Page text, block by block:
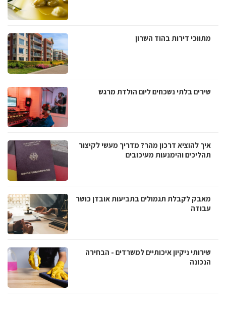
מתווכי דירות בהוד השרון
שירים בלתי נשכחים ליום הולדת מרגש
איך להוציא דרכון מהר? מדריך מעשי לקיצור
תהליכים והימנעות מעיכובים
מאבק לקבלת תגמולים בתביעות אובדן כושר
עבודה
שירותי ניקיון איכותיים למשרדים - הבחירה
הנכונה